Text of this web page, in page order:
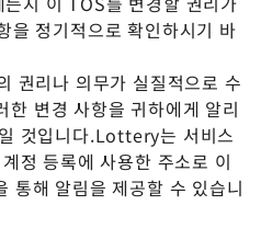
을 정기적으로 확인하시기 바
권리나 의무가 실질적으로 수
변경 사항을 귀하에게 알리
것입니다.Lottery는 서비스
정 등록에 사용한 주소로 이
통해 알림을 제공할 수 있습니